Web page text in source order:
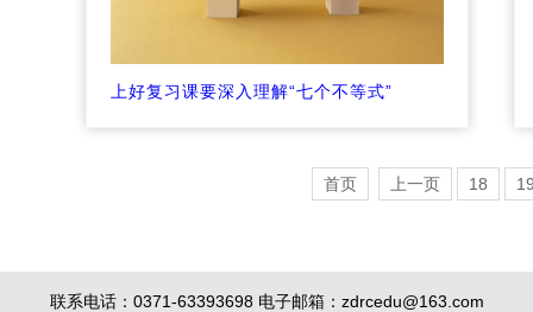
上好复习课要深入理解“七个不等式”
首页 上一页 18
联系电话：0371-63393698 电子邮箱：zdrcedu@163.com